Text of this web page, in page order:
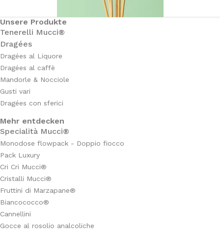
Unsere Produkte
Tenerelli Mucci®
Dragées
Dragées al Liquore
Dragées al caffè
Mandorle & Nocciole
Gusti vari
Dragées con sferici
Mehr entdecken
Specialità Mucci®
Monodose flowpack - Doppio fiocco
Pack Luxury
Cri Cri Mucci®
Cristalli Mucci®
Fruttini di Marzapane®
Biancococco®
Cannellini
Gocce al rosolio analcoliche